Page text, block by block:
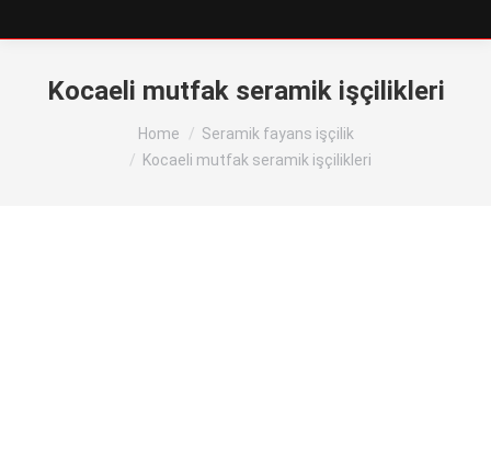
Kocaeli mutfak seramik işçilikleri
Home
Seramik fayans işçilik
Kocaeli mutfak seramik işçilikleri